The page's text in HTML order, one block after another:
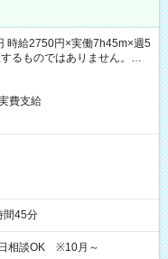
給2750円×実働7h45m×週5
るものではありません。※給
件有）
費支給
間45分
相談OK ※10月～